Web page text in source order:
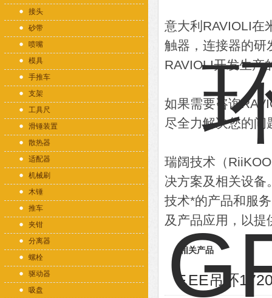
接头
砂带
喷嘴
模具
手推车
支架
工具尺
滑锤装置
散热器
适配器
机械刷
木锤
推车
夹钳
分离器
螺栓
驱动器
吸盘
意大利RAVIOLI在
触器，连接器的研
RAVIOLI开发生产
如果需要咨询
尽全力解决您的问
瑞阔技术（
决方案及相关设备
技术*的产品和服
及产品应用，以提
相关产品
F.EE吊环